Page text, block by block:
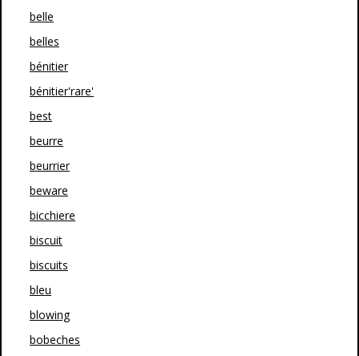
belle
belles
bénitier
bénitier'rare'
best
beurre
beurrier
beware
bicchiere
biscuit
biscuits
bleu
blowing
bobeches